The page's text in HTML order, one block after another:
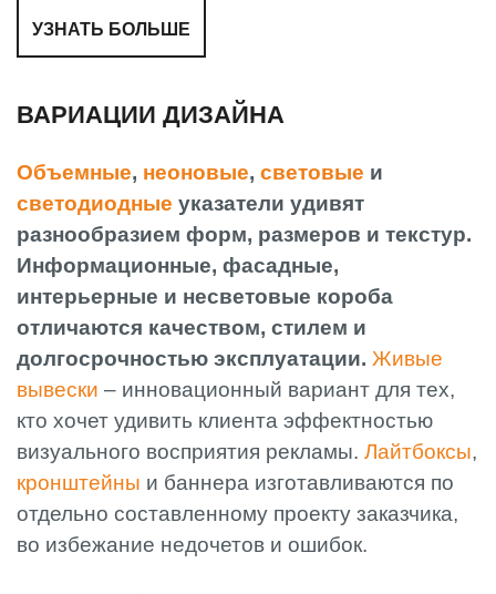
УЗНАТЬ БОЛЬШЕ
ВАРИАЦИИ ДИЗАЙНА
Объемные, неоновые, световые и
светодиодные указатели удивят
разнообразием форм, размеров и текстур.
Информационные, фасадные,
интерьерные и несветовые короба
отличаются качеством, стилем и
долгосрочностью эксплуатации. Живые
вывески ‒ инновационный вариант для тех,
кто хочет удивить клиента эффектностью
визуального восприятия рекламы. Лайтбоксы,
кронштейны и баннера изготавливаются по
отдельно составленному проекту заказчика,
во избежание недочетов и ошибок.